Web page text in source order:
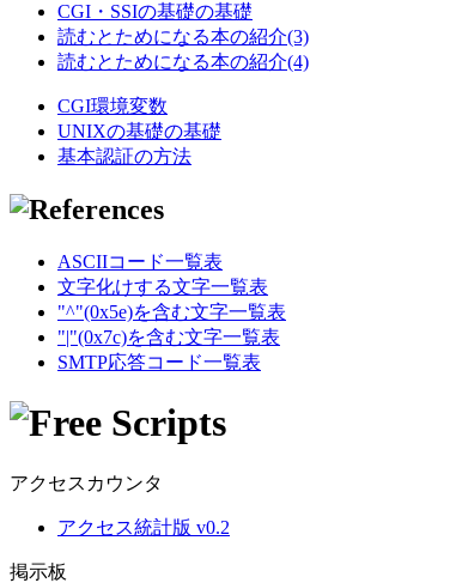
CGI・SSIの基礎の基礎
読むとためになる本の紹介(3)
読むとためになる本の紹介(4)
CGI環境変数
UNIXの基礎の基礎
基本認証の方法
ASCIIコード一覧表
文字化けする文字一覧表
"^"(0x5e)を含む文字一覧表
"|"(0x7c)を含む文字一覧表
SMTP応答コード一覧表
アクセスカウンタ
アクセス統計版 v0.2
掲示板